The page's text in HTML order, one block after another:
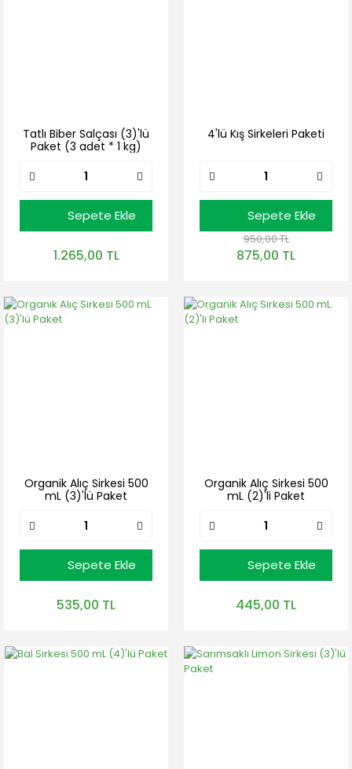
Tatlı Biber Salçası (3)'lü
Paket (3 adet * 1 kg)
Sepete Ekle
1.265,00 TL
4'lü Kış Sirkeleri Paketi
Sepete Ekle
950,00 TL
875,00 TL
Organik Alıç Sirkesi 500
mL (3)'lü Paket
Sepete Ekle
535,00 TL
Organik Alıç Sirkesi 500
mL (2)'li Paket
Sepete Ekle
445,00 TL